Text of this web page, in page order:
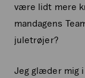
være lidt mere
mandagens
juletrøjer?
Jeg glæder mig i